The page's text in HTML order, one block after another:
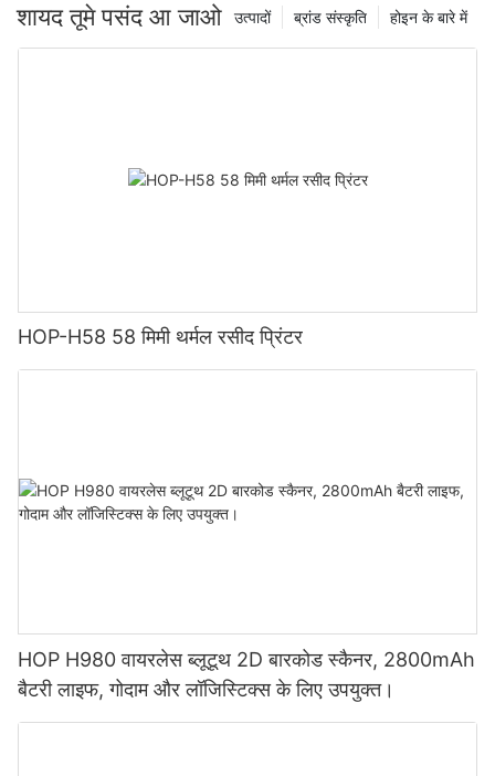
शायद तूमे पसंद आ जाओ होइन के बारे में
ब्रांड संस्कृति
उत्पादों
HOP-H58 58 मिमी थर्मल रसीद प्रिंटर
HOP H980 वायरलेस ब्लूटूथ 2D बारकोड स्कैनर, 2800mAh
बैटरी लाइफ, गोदाम और लॉजिस्टिक्स के लिए उपयुक्त।